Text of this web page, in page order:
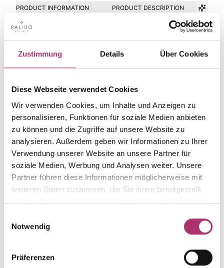
Zustimmung Details Über Cookies
Diese Webseite verwendet Cookies
Wir verwenden Cookies, um Inhalte und Anzeigen zu
personalisieren, Funktionen für soziale Medien anbieten
zu können und die Zugriffe auf unsere Website zu
analysieren. Außerdem geben wir Informationen zu Ihrer
Verwendung unserer Website an unsere Partner für
soziale Medien, Werbung und Analysen weiter. Unsere
Partner führen diese Informationen möglicherweise mit
weiteren Daten zusammen, die Sie ihnen bereitgestellt
haben oder die sie im Rahmen Ihrer Nutzung der Dienste
Notwendig
Präferenzen
PRODUCT INFORMATION PRODUCT DESCRIPTION
Item group
Kreuz
Material
Weight
Serial number
9010595781704
-
585
yellow gold
Size
Gem Color
Gem Type
-
Gem
Discover more pieces from this collection.